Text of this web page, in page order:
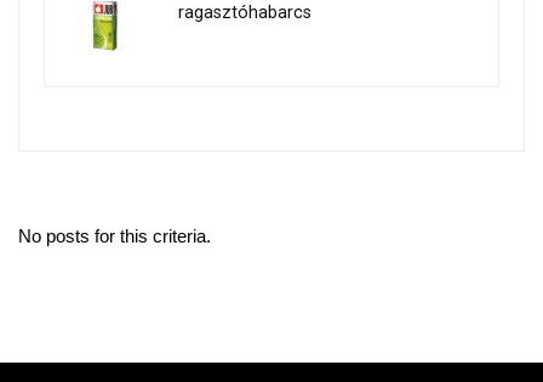
ragasztóhabarcs
No posts for this criteria.